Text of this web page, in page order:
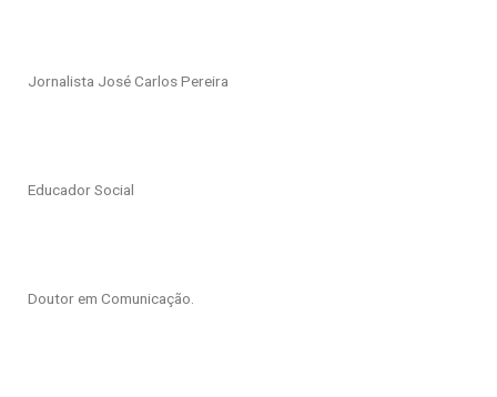
Jornalista José Carlos Pereira
Educador Social
Doutor em Comunicação.